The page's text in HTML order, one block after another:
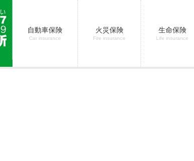
自動車保険
Car insurance
火災保険
Fire insurance
生命保険
Life insurance